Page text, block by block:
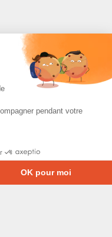
pendant votre
OK pour moi